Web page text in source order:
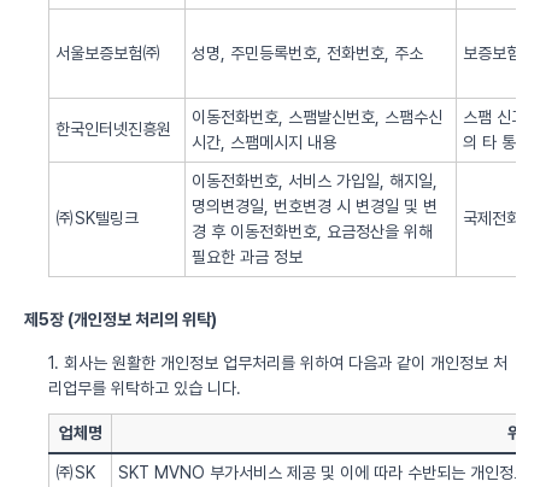
서울보증보험㈜ 성명, 주민등록번호, 전화번호, 주소 보증보험
한국인터넷진흥원
이동전화번호, 스팸발신번호, 스팸수신
시간, 스팸메시지 내용
스팸 신고
의 타 통신
㈜SK텔링크
이동전화번호, 서비스 가입일, 해지일,
명의변경일, 번호변경 시 변경일 및 변
경 후 이동전화번호, 요금정산을 위해
필요한 과금 정보
국제전화
제5장 (개인정보 처리의 위탁)
1. 회사는 원활한 개인정보 업무처리를 위하여 다음과 같이 개인정보 처
리업무를 위탁하고 있습 니다.
업체명 위탁
㈜SK
SKT MVNO 부가서비스 제공 및 이에 따라 수반되는 개인정보